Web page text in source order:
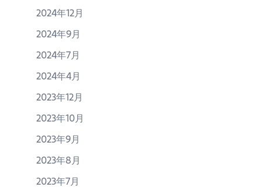
2024年12月
2024年9月
2024年7月
2024年4月
2023年12月
2023年10月
2023年9月
2023年8月
2023年7月